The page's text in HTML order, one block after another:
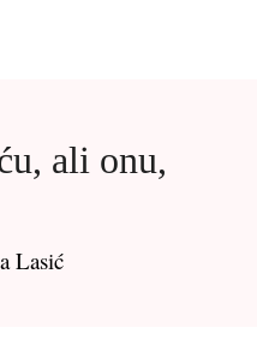
ali onu,
Lasić